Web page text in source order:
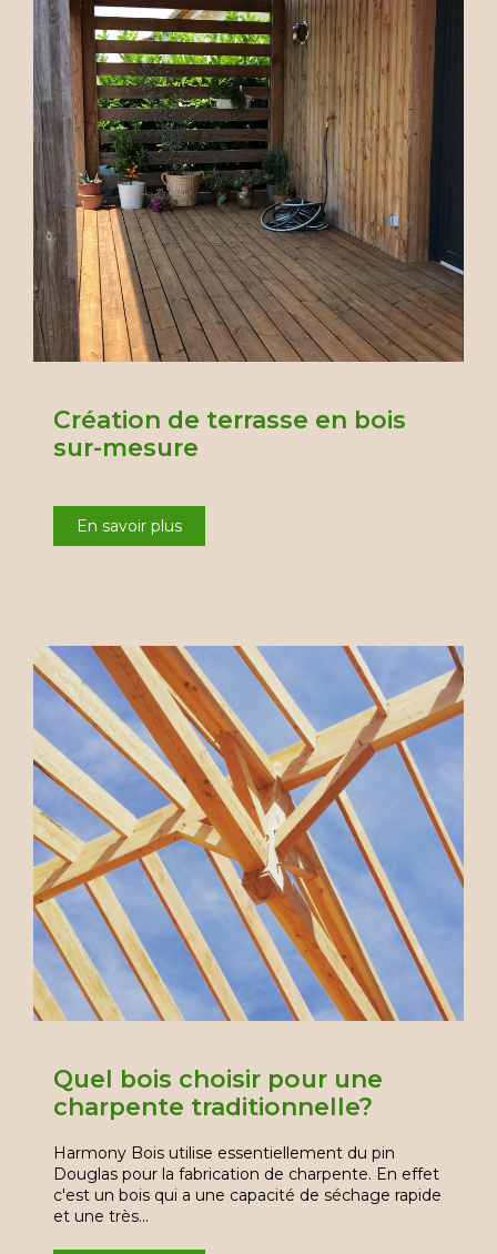
Création de terrasse en bois
sur-mesure
En savoir plus
Quel bois choisir pour une
charpente traditionnelle?
Harmony Bois utilise essentiellement du pin
Douglas pour la fabrication de charpente. En effet
c'est un bois qui a une capacité de séchage rapide
et une très…